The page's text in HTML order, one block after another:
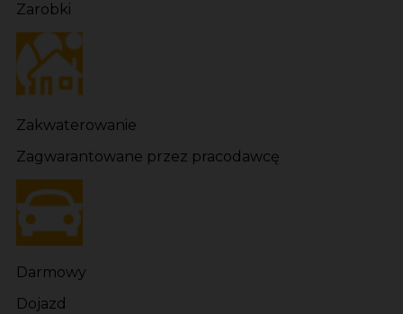
Zarobki
Zakwaterowanie
Zagwarantowane przez pracodawcę
Darmowy
Dojazd